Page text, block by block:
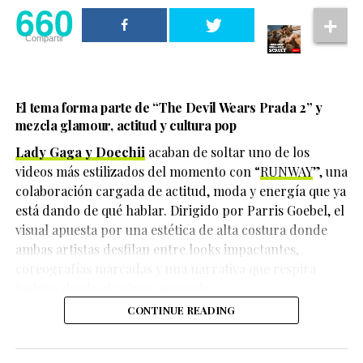
660
Compartir
movimientos bancarios realizados después de su
desaparición, lo que impulsó las investigaciones que
finalmente llevaron al hallazgo de la fosa clandestina.
Hasta el momento, las autoridades continúan
investigando cómo ocurrieron los hechos y quiénes
a conocer oficialmente los detalles sobre el móvil del
Durante una entrevista conVanity Fair
adaptación musical y la secuela deWicked, donde
660
Compartir
El tema forma parte de “The Devil Wears Prada 2”y
mezcla glamour, actitud y cultura pop
Lady Gaga y Doechii acaban de soltar uno de los
videos más estilizados del momento con “RUNWAY”, una
colaboración cargada de actitud, moda y energía que ya
está dando de qué hablar. Dirigido por Parris Goebel, el
visual apuesta por una estética de alta costura donde
ambas artistas desfilan entre looks impactantes,
CONTINUE READING